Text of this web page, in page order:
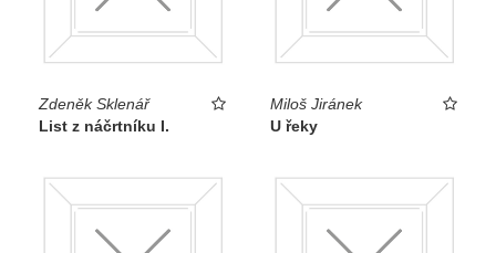
Zdeněk Sklenář
List z náčrtníku I.
Miloš Jiránek
U řeky